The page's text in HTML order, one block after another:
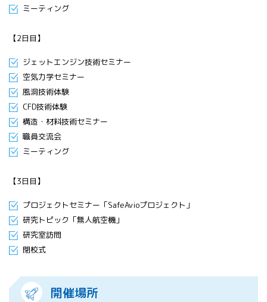
ム
ミーティング
【2日目】
ジェットエンジン技術セミナー
空気力学セミナー
風洞技術体験
CFD技術体験
構造・材料技術セミナー
職員交流会
ミーティング
【3日目】
プロジェクトセミナー「SafeAvioプロジェクト」
研究トピック「無人航空機」
研究室訪問
閉校式
開催場所